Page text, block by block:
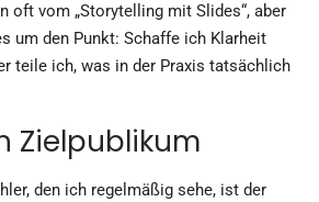
oft vom „Storytelling mit Slides“, aber
um den Punkt: Schaffe ich Klarheit
teile ich, was in der Praxis tatsächlich
Zielpublikum
den ich regelmäßig sehe, ist der